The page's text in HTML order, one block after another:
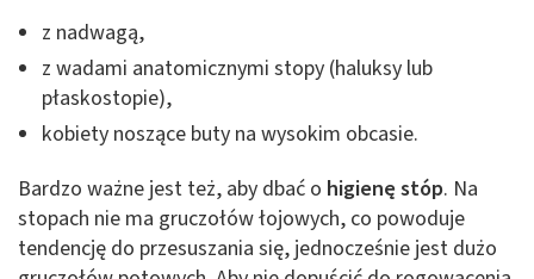
z nadwagą,
z wadami anatomicznymi stopy (haluksy lub
płaskostopie),
kobiety noszące buty na wysokim obcasie.
Bardzo ważne jest też, aby dbać o higienę stóp. Na
stopach nie ma gruczołów łojowych, co powoduje
tendencję do przesuszania się, jednocześnie jest dużo